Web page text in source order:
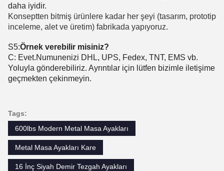
daha iyidir.
Konseptten bitmiş ürünlere kadar her şeyi (tasarım, prototip
inceleme, alet ve üretim) fabrikada yapıyoruz.
S5:Örnek verebilir misiniz?
C: Evet.Numunenizi DHL, UPS, Fedex, TNT, EMS vb.
Yoluyla gönderebiliriz. Ayrıntılar için lütfen bizimle iletişime
geçmekten çekinmeyin.
Tags:
600lbs Modern Metal Masa Ayakları
Metal Masa Ayakları Kare
16 İnç Siyah Demir Tezgah Ayakları